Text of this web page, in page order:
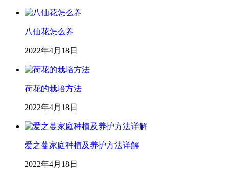
八仙花怎么养
2022年4月18日
荷花的栽培方法
2022年4月18日
爱之蔓家庭种植及养护方法详解
2022年4月18日